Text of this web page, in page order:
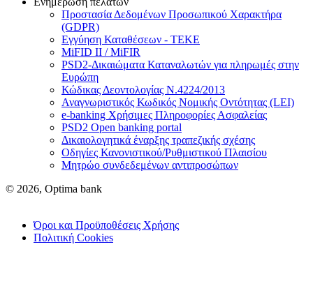
Προστασία Δεδομένων Προσωπικού Χαρακτήρα
(GDPR)
Εγγύηση Καταθέσεων - TEKE
MiFID II / MiFIR
PSD2-Δικαιώματα Καταναλωτών για πληρωμές στην
Ευρώπη
Κώδικας Δεοντολογίας Ν.4224/2013
Αναγνωριστικός Κωδικός Νομικής Οντότητας (LEI)
e-banking Χρήσιμες Πληροφορίες Ασφαλείας
PSD2 Open banking portal
Δικαιολογητικά έναρξης τραπεζικής σχέσης
Οδηγίες Κανονιστικού/Ρυθμιστικού Πλαισίου
Μητρώο συνδεδεμένων αντιπροσώπων
© 2026, Optima bank
Όροι και Προϋποθέσεις Χρήσης
Πολιτική Cookies